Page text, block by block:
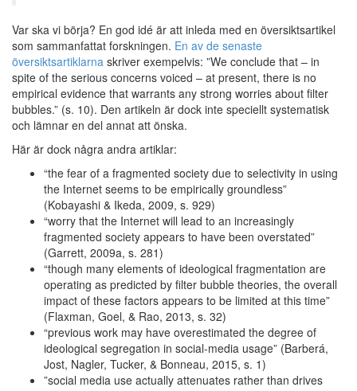
Var ska vi börja? En god idé är att inleda med en översiktsartikel
som sammanfattat forskningen. En av de senaste
översiktsartiklarna skriver exempelvis: ”We conclude that – in
spite of the serious concerns voiced – at present, there is no
empirical evidence that warrants any strong worries about filter
bubbles.” (s. 10). Den artikeln är dock inte speciellt systematisk
och lämnar en del annat att önska.
Här är dock några andra artiklar:
“the fear of a fragmented society due to selectivity in using
the Internet seems to be empirically groundless”
(Kobayashi & Ikeda, 2009, s. 929)
“worry that the Internet will lead to an increasingly
fragmented society appears to have been overstated”
(Garrett, 2009a, s. 281)
“though many elements of ideological fragmentation are
operating as predicted by filter bubble theories, the overall
impact of these factors appears to be limited at this time”
(Flaxman, Goel, & Rao, 2013, s. 32)
“previous work may have overestimated the degree of
ideological segregation in social-media usage” (Barberá,
Jost, Nagler, Tucker, & Bonneau, 2015, s. 1)
”social media use actually attenuates rather than drives